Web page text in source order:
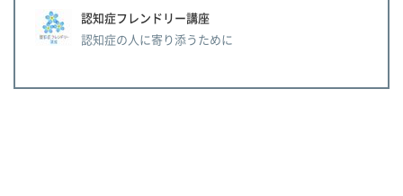
認知症フレンドリー講座
認知症の人に寄り添うために